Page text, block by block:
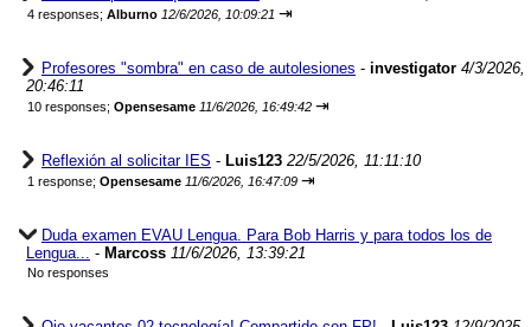
4 responses; Alburno 12/6/2026, 10:09:21 ⇥
Profesores "sombra" en caso de autolesiones - investigator 4/3/2026,
20:46:11
10 responses; Opensesame 11/6/2026, 16:49:42 ⇥
Reflexión al solicitar IES - Luis123 22/5/2026, 11:11:10
1 response; Opensesame 11/6/2026, 16:47:09 ⇥
Duda examen EVAU Lengua. Para Bob Harris y para todos los de
Lengua... - Marcoss 11/6/2026, 13:39:21
No responses